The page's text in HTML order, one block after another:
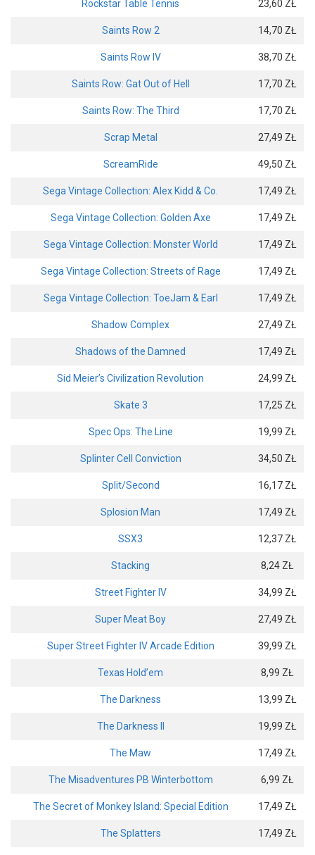
Rockstar Table Tennis 23,60 ZŁ
Saints Row 2 14,70 ZŁ
Saints Row IV 38,70 ZŁ
Saints Row: Gat Out of Hell 17,70 ZŁ
Saints Row: The Third 17,70 ZŁ
Scrap Metal 27,49 ZŁ
ScreamRide 49,50 ZŁ
Sega Vintage Collection: Alex Kidd & Co. 17,49 ZŁ
Sega Vintage Collection: Golden Axe 17,49 ZŁ
Sega Vintage Collection: Monster World 17,49 ZŁ
Sega Vintage Collection: Streets of Rage 17,49 ZŁ
Sega Vintage Collection: ToeJam & Earl 17,49 ZŁ
Shadow Complex 27,49 ZŁ
Shadows of the Damned 17,49 ZŁ
Sid Meier’s Civilization Revolution 24,99 ZŁ
Skate 3 17,25 ZŁ
Spec Ops: The Line 19,99 ZŁ
Splinter Cell Conviction 34,50 ZŁ
Split/Second 16,17 ZŁ
Splosion Man 17,49 ZŁ
SSX3 12,37 ZŁ
Stacking 8,24 ZŁ
Street Fighter IV 34,99 ZŁ
Super Meat Boy 27,49 ZŁ
Super Street Fighter IV Arcade Edition 39,99 ZŁ
Texas Hold’em 8,99 ZŁ
The Darkness 13,99 ZŁ
The Darkness II 19,99 ZŁ
The Maw 17,49 ZŁ
The Misadventures PB Winterbottom 6,99 ZŁ
The Secret of Monkey Island: Special Edition 17,49 ZŁ
The Splatters 17,49 ZŁ